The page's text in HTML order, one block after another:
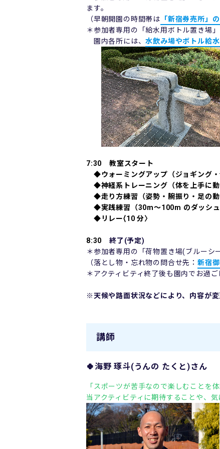
ます。
（早朝開園の時間帯は 「新宿券売所」
＊参加者専用の「給水用ボトル置き場
園内各所には、水飲み場やボトル給
7:30 教室スタート
◆ウォーミングアップ（ジョギング・
◆神経系トレーニング（体を上⼿に動
◆⾛り⽅練習（姿勢・腕振り・⾜の動
◆実践練習（30m〜100m のダッシ
◆リレー⟨10 分〉
8:30 終了(予定)
＊参加者専用の「荷物置き場(ブルーシ
（落とし物・忘れ物の問合せ先：新宿
＊アクティビティ終了後も園内でお過
※天候や路面状況などにより、内容が
講師
🍀海野 琢斗(うんの たくと)さん
「スポーツが苦手なので楽しむことを体
当アクティビティに期待することや、